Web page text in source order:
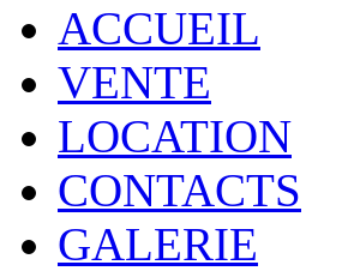
ACCUEIL
VENTE
LOCATION
CONTACTS
GALERIE